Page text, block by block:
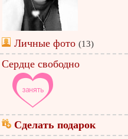
Личные фото (13)
Сердце свободно
Сделать подарок